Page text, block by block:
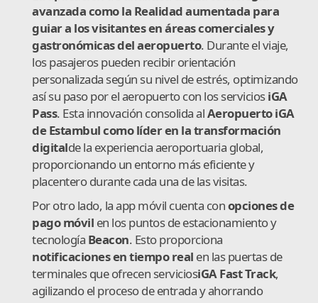
avanzada como la Realidad aumentada para
guiar a los visitantes en áreas comerciales y
gastronómicas del aeropuerto. Durante el viaje,
los pasajeros pueden recibir orientación
personalizada según su nivel de estrés, optimizando
así su paso por el aeropuerto con los serviciosiGA
Pass. Esta innovación consolida alAeropuerto iGA
de Estambul como líder en la transformación
digitalde la experiencia aeroportuaria global,
proporcionando un entorno más eficiente y
placentero durante cada una de las visitas.
Por otro lado, la app móvil cuenta conopciones de
pago móvil en los puntos de estacionamiento y
tecnología Beacon. Esto proporciona
notificaciones en tiempo real en las puertas de
terminales que ofrecen serviciosiGA Fast Track,
agilizando el proceso de entrada y ahorrando